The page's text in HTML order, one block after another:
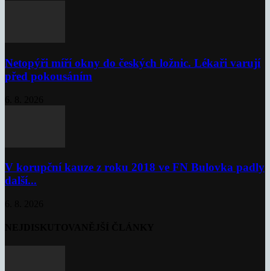
Netopýři míří okny do českých ložnic. Lékaři varují
před pokousáním
V korupční kauze z roku 2018 ve FN Bulovka padly
další...